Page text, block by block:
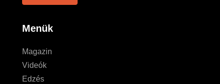
Menük
Magazin
Videók
Edzés